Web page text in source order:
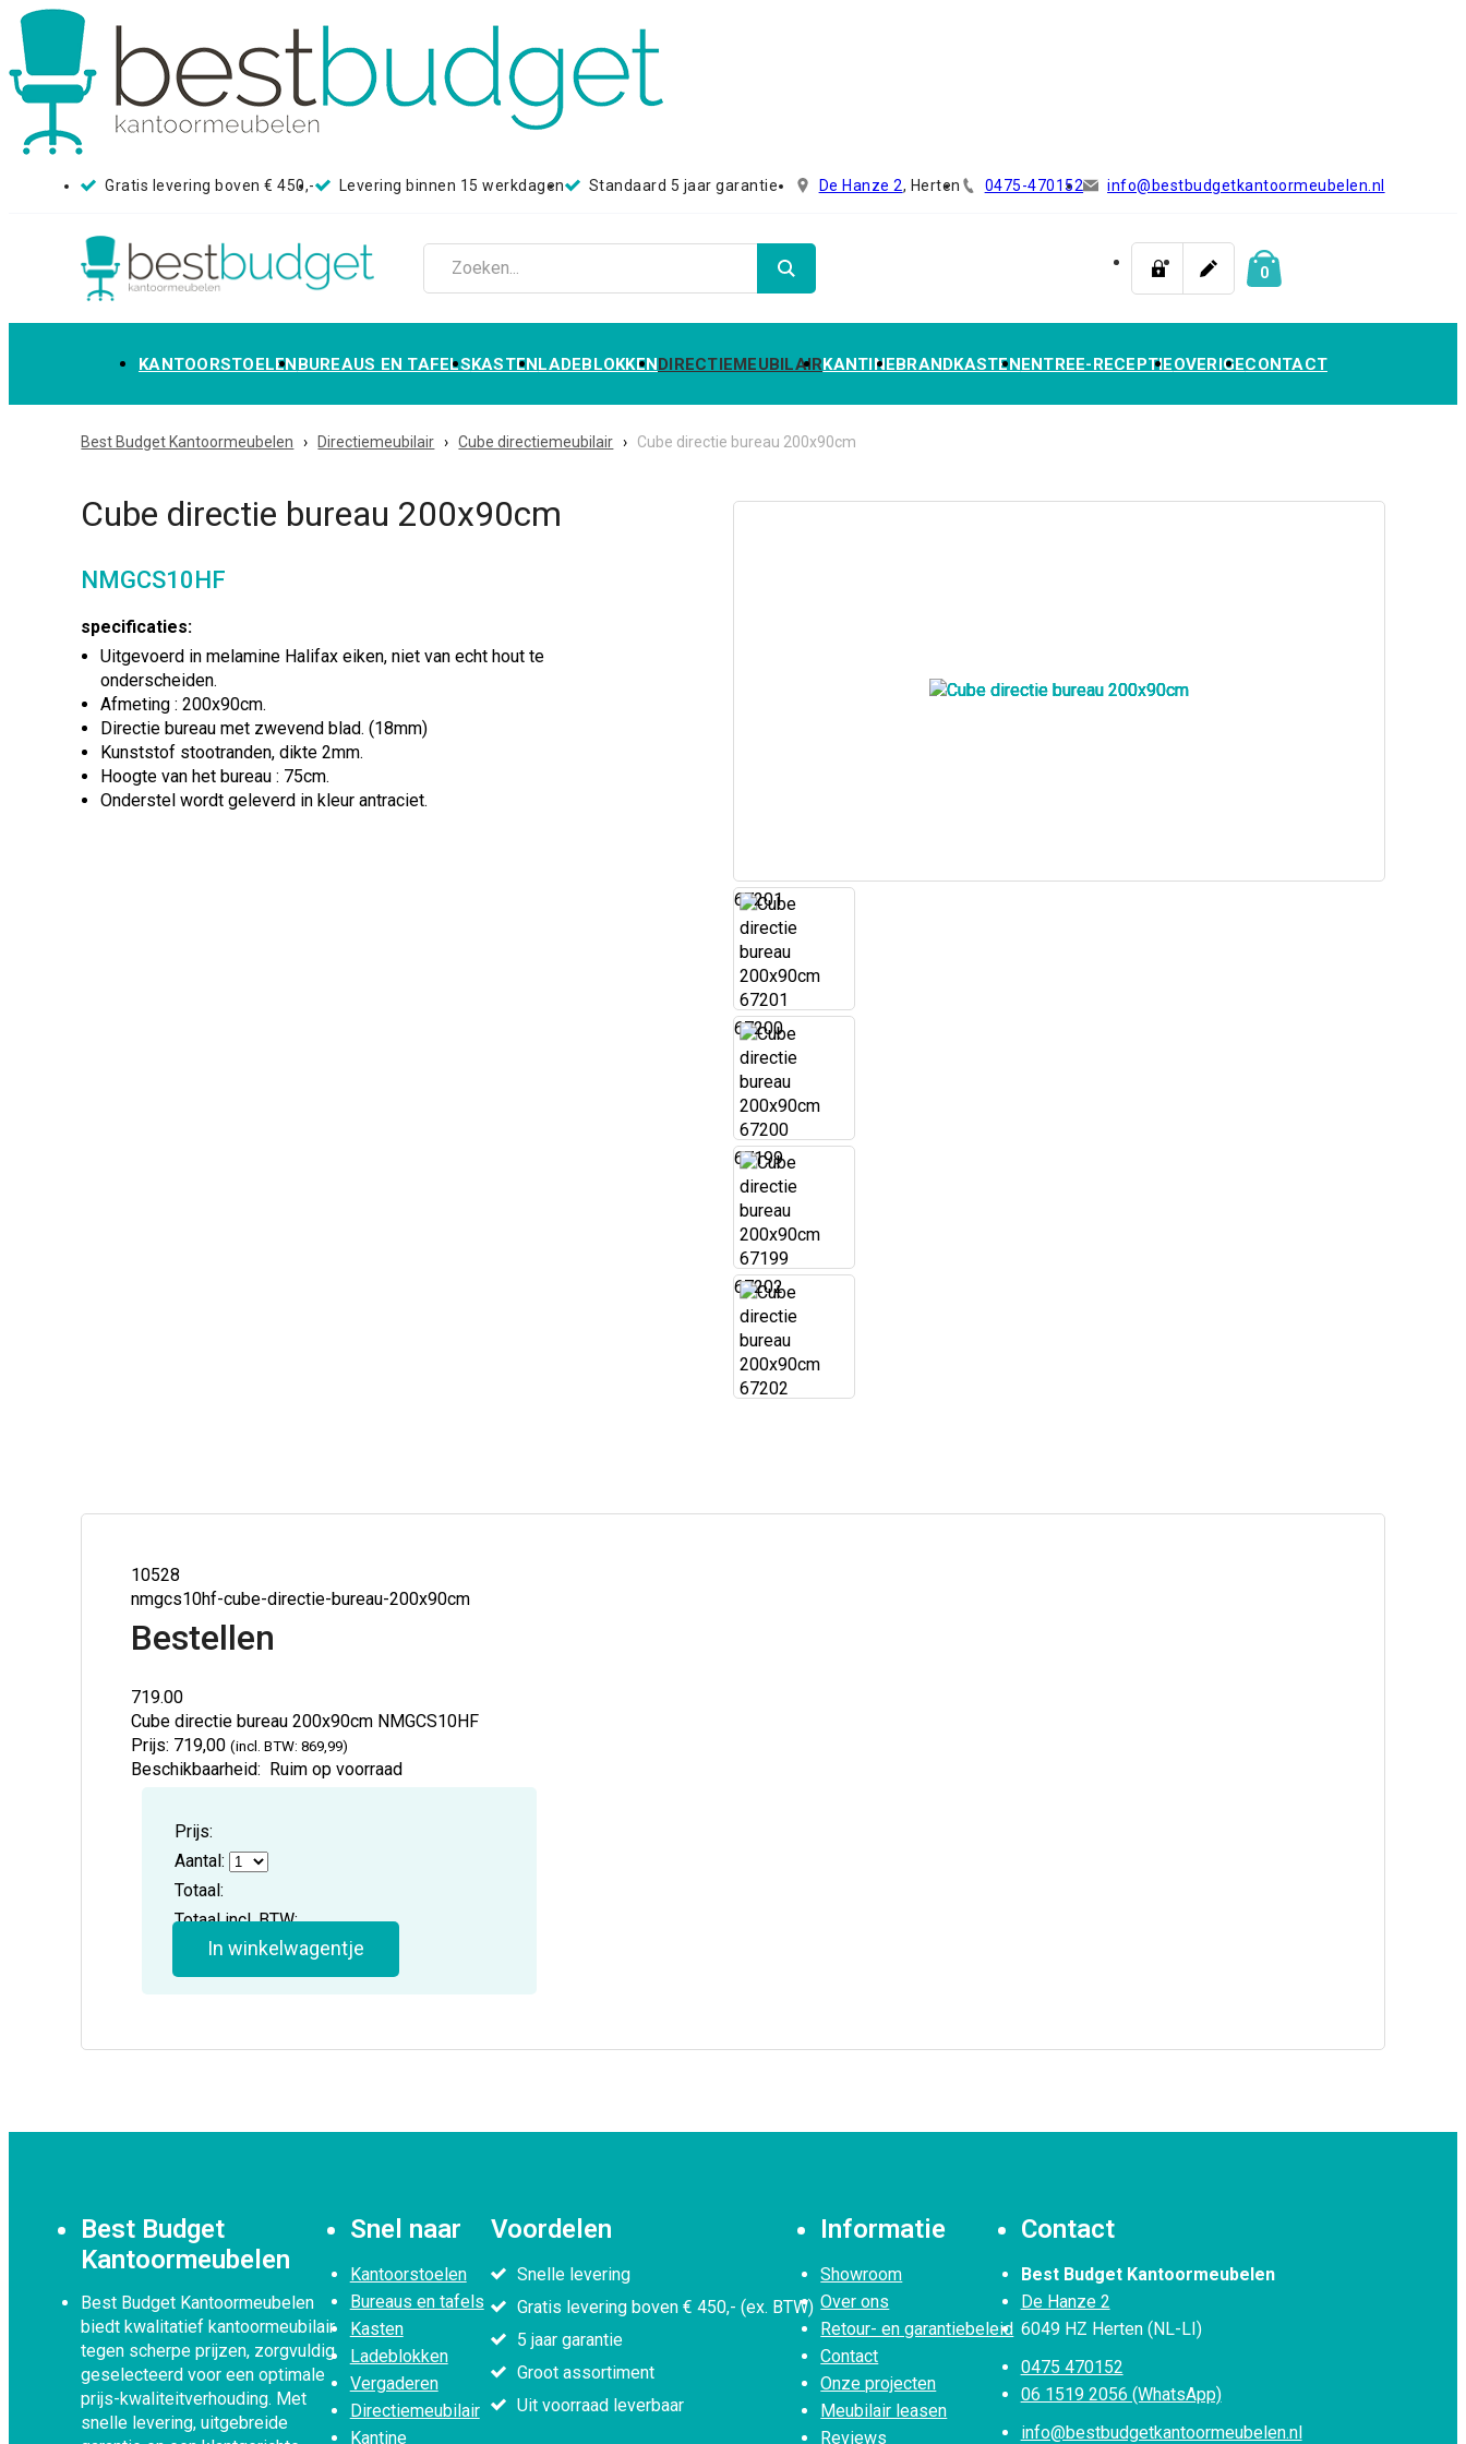
Gratis levering boven € 450,- Levering binnen 15 werkdagen Standaard 5 jaar garantie De Hanze 2, Herten 0475-470152 info@bestbudgetkantoormeubelen.nl
0
KANTOORSTOELENBUREAUS EN TAFELSKASTENLADEBLOKKENDIRECTIEMEUBILAIRKANTINEBRANDKASTENENTREE-RECEPTIEOVERIGECONTACT
Best Budget Kantoormeubelen › Directiemeubilair › Cube directiemeubilair › Cube directie bureau 200x90cm
Cube directie bureau 200x90cm
NMGCS10HF
specificaties:
Uitgevoerd in melamine Halifax eiken, niet van echt hout te
onderscheiden.
Afmeting : 200x90cm.
Directie bureau met zwevend blad. (18mm)
Kunststof stootranden, dikte 2mm.
Hoogte van het bureau : 75cm.
Onderstel wordt geleverd in kleur antraciet.
67201
67200
67199
67202
10528
nmgcs10hf-cube-directie-bureau-200x90cm
Bestellen
719.00
Cube directie bureau 200x90cm NMGCS10HF
Prijs: 719,00 (incl. BTW: 869,99)
Beschikbaarheid: Ruim op voorraad
Prijs:
Aantal:
Totaal:
Totaal incl. BTW:
In winkelwagentje
Best Budget
Kantoormeubelen
Best Budget Kantoormeubelen
biedt kwalitatief kantoormeubilair
tegen scherpe prijzen, zorgvuldig
geselecteerd voor een optimale
prijs-kwaliteitverhouding. Met
snelle levering, uitgebreide
Snel naar
Kantoorstoelen
Bureaus en tafels
Kasten
Ladeblokken
Vergaderen
Directiemeubilair
Kantine
Voordelen
Snelle levering
Gratis levering boven € 450,- (ex. BTW)
5 jaar garantie
Groot assortiment
Uit voorraad leverbaar
Informatie
Showroom
Over ons
Retour- en garantiebeleid
Contact
Onze projecten
Meubilair leasen
Reviews
Contact
Best Budget Kantoormeubelen
De Hanze 2
6049 HZ Herten (NL-LI)
0475 470152
06 1519 2056 (WhatsApp)
info@bestbudgetkantoormeubelen.nl